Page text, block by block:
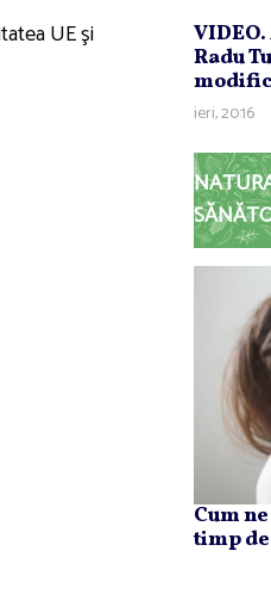
UE şi
Radu
ieri, 20:16
Cum
timp